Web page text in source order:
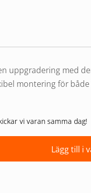
uppgradering med
montering för
vi varan samma dag!
Lägg till i